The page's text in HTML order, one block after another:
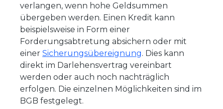
verlangen, wenn hohe Geldsummen
übergeben werden. Einen Kredit kann
beispielsweise in Form einer
Forderungsabtretung absichern oder mit
einer Sicherungsübereignung. Dies kann
direkt im Darlehensvertrag vereinbart
werden oder auch noch nachträglich
erfolgen. Die einzelnen Möglichkeiten sind im
BGB festgelegt.